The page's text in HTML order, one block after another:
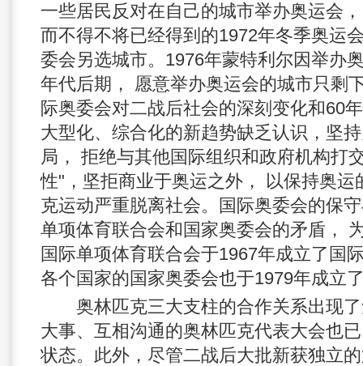
一些居民反对在自己的城市举办奥运会
而不得不将已经得到的1972年冬季奥运
委会另选城市。1976年蒙特利尔因举办
年代后期， 愿意举办奥运会的城市只剩
际奥委会对二战后社会的深刻变化和60
大型化、综合化的新趋势缺乏认识，坚
局， 拒绝与其他国际组织和政府机构打
性"，坚拒商业于奥运之外， 以保持奥运
克运动严重脱离社会。国际奥委会的保
单项体育联合会和国家奥委会的矛盾，
国际单项体育联合会于1967年成立了国
各个国家的国家奥委会也于1979年成立
奥林匹克三大支柱的合作关系出现了
大事、互相沟通的奥林匹克代表大会也
状态。此外，尽管二战后大批新获独立